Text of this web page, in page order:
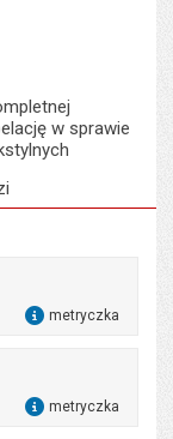
w sprawie
metryczka
metryczka